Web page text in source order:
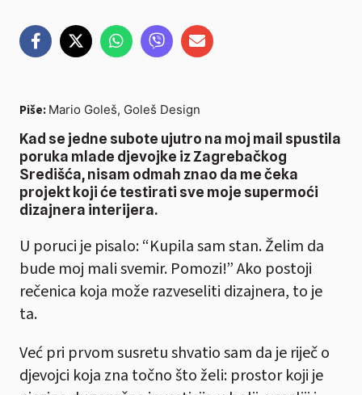
Piše: Mario Goleš, Goleš Design
Kad se jedne subote ujutro na moj mail spustila
poruka mlade djevojke iz Zagrebačkog
Središća, nisam odmah znao da me čeka
projekt koji će testirati sve moje supermoći
dizajnera interijera.
U poruci je pisalo: “Kupila sam stan. Želim da
bude moj mali svemir. Pomozi!” Ako postoji
rečenica koja može razveseliti dizajnera, to je
ta.
Već pri prvom susretu shvatio sam da je riječ o
djevojci koja zna točno što želi: prostor koji je